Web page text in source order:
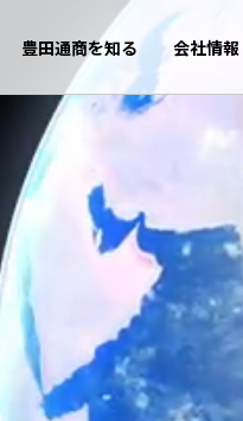
豊田通商を知る 会社情報